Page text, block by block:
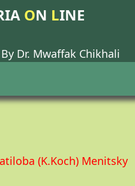
ON LINE
Dr. Mwaffak Chikhali
(K.Koch) Menitsky